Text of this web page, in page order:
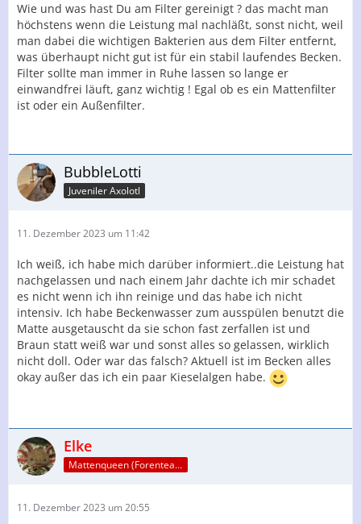
Wie und was hast Du am Filter gereinigt ? das macht man
höchstens wenn die Leistung mal nachläßt, sonst nicht, weil
man dabei die wichtigen Bakterien aus dem Filter entfernt,
was überhaupt nicht gut ist für ein stabil laufendes Becken.
Filter sollte man immer in Ruhe lassen so lange er
einwandfrei läuft, ganz wichtig ! Egal ob es ein Mattenfilter
ist oder ein Außenfilter.
BubbleLotti
Juveniler Axolotl
11. Dezember 2023 um 11:42
Ich weiß, ich habe mich darüber informiert..die Leistung hat
nachgelassen und nach einem Jahr dachte ich mir schadet
es nicht wenn ich ihn reinige und das habe ich nicht
intensiv. Ich habe Beckenwasser zum ausspülen benutzt die
Matte ausgetauscht da sie schon fast zerfallen ist und
Braun statt weiß war und sonst alles so gelassen, wirklich
nicht doll. Oder war das falsch? Aktuell ist im Becken alles
okay außer das ich ein paar Kieselalgen habe.
Elke
Mattenqueen (Forenteam)
11. Dezember 2023 um 20:55